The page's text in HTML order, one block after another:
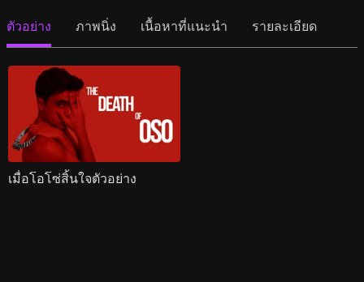
ตัวอย่าง ภาพนิ่ง เนื้อหาที่แนะนำ รายละเอียด
เมื่อโอโซ่สิ้นใจตัวอย่าง